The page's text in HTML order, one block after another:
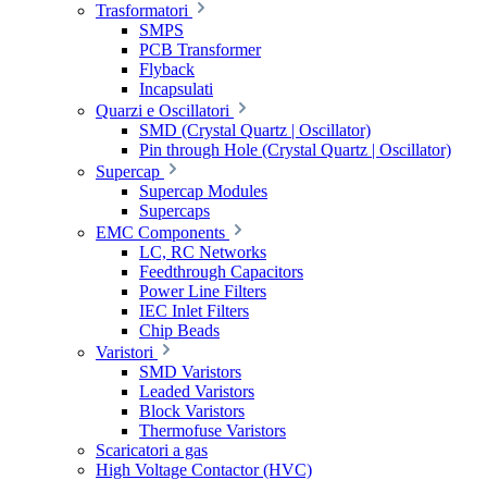
Trasformatori
SMPS
PCB Transformer
Flyback
Incapsulati
Quarzi e Oscillatori
SMD (Crystal Quartz | Oscillator)
Pin through Hole (Crystal Quartz | Oscillator)
Supercap
Supercap Modules
Supercaps
EMC Components
LC, RC Networks
Feedthrough Capacitors
Power Line Filters
IEC Inlet Filters
Chip Beads
Varistori
SMD Varistors
Leaded Varistors
Block Varistors
Thermofuse Varistors
Scaricatori a gas
High Voltage Contactor (HVC)